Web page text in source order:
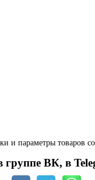
и параметры товаров
ВК, в